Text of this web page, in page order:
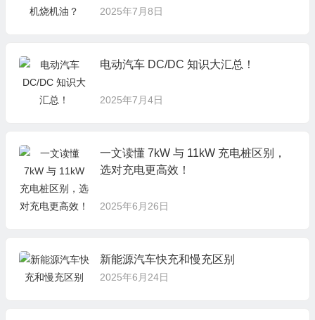
2025年7月8日
电动汽车 DC/DC 知识大汇总！
2025年7月4日
一文读懂 7kW 与 11kW 充电桩区别，
选对充电更高效！
2025年6月26日
新能源汽车快充和慢充区别
2025年6月24日